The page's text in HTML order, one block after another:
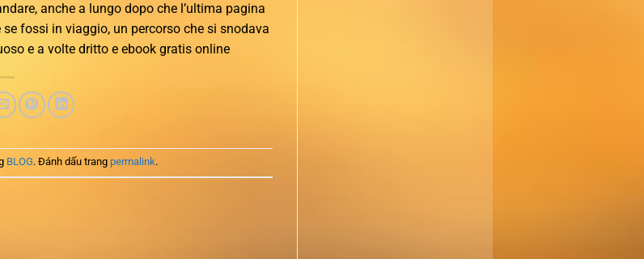
anche a lungo dopo che l’ultima pagina
fossi in viaggio, un percorso che si snodava
e a volte dritto e ebook gratis online
BLOG. Đánh dấu trang permalink.